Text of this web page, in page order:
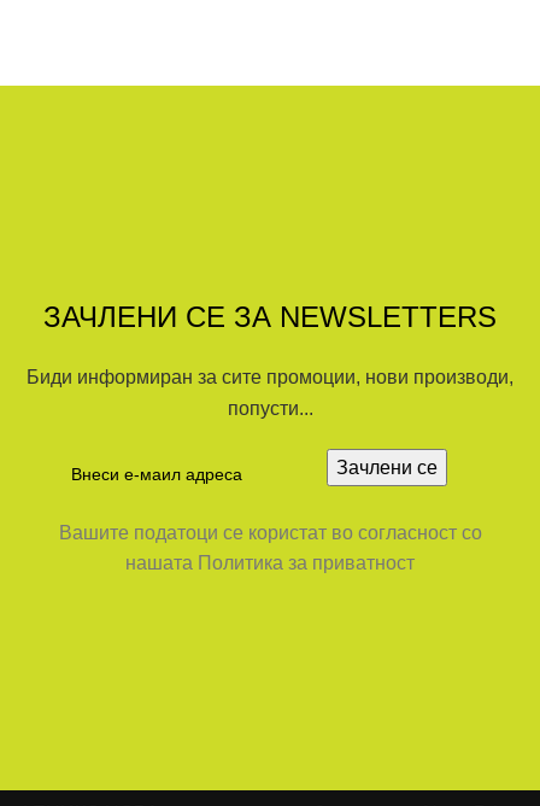
ЗАЧЛЕНИ СЕ ЗА NEWSLETTERS
Биди информиран за сите промоции, нови производи,
попусти...
Вашите податоци се користат во согласност со
нашата Политика за приватност